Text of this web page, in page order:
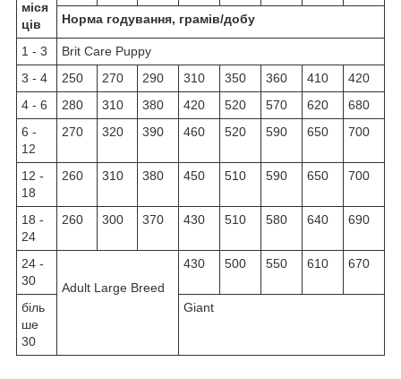
міся
ців
Норма годування, грамів/добу
1 - 3
Brit Care Puppy
3 - 4
250 270 290 310 350 360 410
420
4 - 6
280 310 380 420 520 570 620
680
6 -
12
270 320 390 460 520 590 650 700
12 -
18
260 310 380 450 510 590 650 700
18 -
24
260 300 370 430 510 580 640 690
24 -
30
Adult Large Breed
430 500 550 610 670
біль
ше
30
Giant